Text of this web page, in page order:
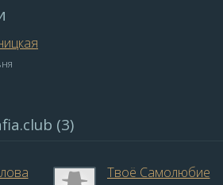
(3)
Твоё Самолюбие